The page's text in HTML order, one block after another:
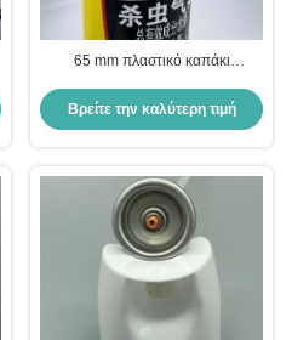
65 mm πλαστικό καπάκι
επέκτασης για στοχευμένες
Βρείτε την καλύτερη τιμή